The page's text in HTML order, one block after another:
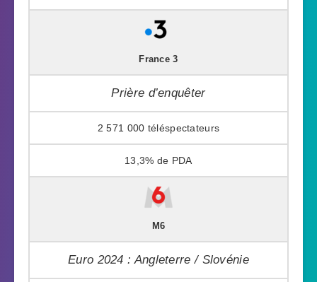
France 3
Prière d’enquêter
2 571 000
13,3%
M6
Euro 2024 : Angleterre / Slovénie